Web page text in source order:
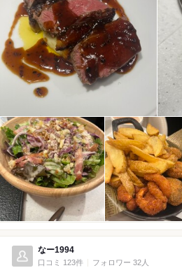
なー1994
口コミ 123件 フォロワー 32人